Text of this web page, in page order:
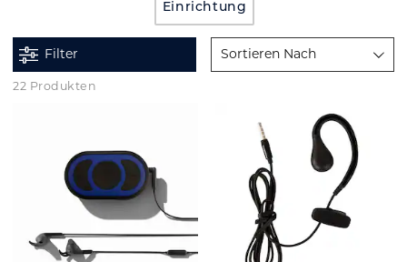
Einrichtung
Filter Sortieren Nach
22 Produkten